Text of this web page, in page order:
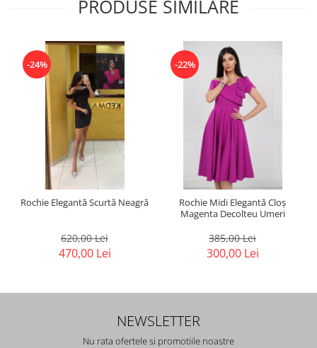
PRODUSE SIMILARE
-24%
Rochie Elegantă Scurtă Neagră
620,00 Lei
470,00 Lei
-22%
Rochie Midi Elegantă Cloș
Magenta Decolteu Umeri
385,00 Lei
300,00 Lei
NEWSLETTER
Nu rata ofertele si promotiile noastre